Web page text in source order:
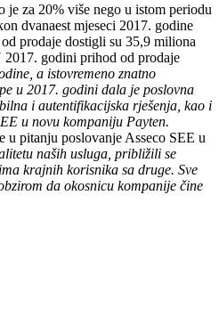
za 20% više nego u istom periodu
dvanaest mjeseci 2017. godine
prodaje dostigli su 35,9 miliona
2017. godini prihod od prodaje
a istovremeno znatno
u 2017. godini dala je poslovna
i autentifikacijska rješenja, kao i
u novu kompaniju Payten.
u pitanju poslovanje Asseco SEE u
naših usluga, približili se
krajnih korisnika sa druge. Sve
da okosnicu kompanije čine